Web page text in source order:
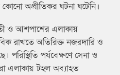
অপ্রীতিকর ঘটনা ঘটেনি।
ও আশপাশের এলাকায়
রাখতে অতিরিক্ত নজরদারি ও
পরিস্থিতি পর্যবেক্ষণে সেনা ও
এলাকায় টহল অব্যাহত